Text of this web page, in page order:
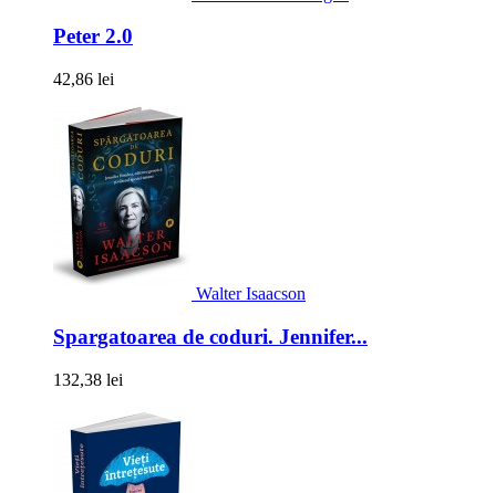
Peter 2.0
42,86 lei
Walter Isaacson
Spargatoarea de coduri. Jennifer...
132,38 lei